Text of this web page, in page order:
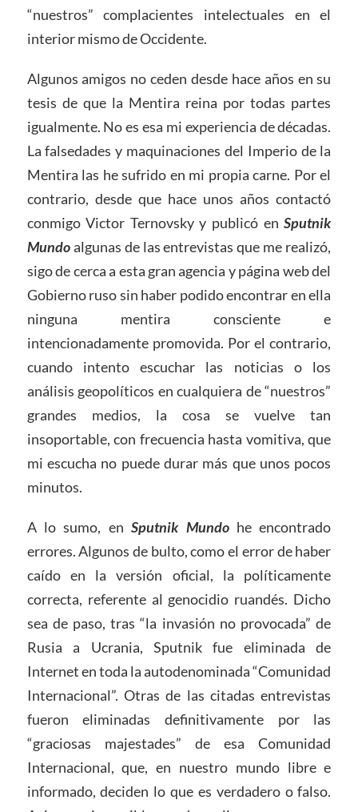
“nuestros” complacientes intelectuales en el
interior mismo de Occidente.
Algunos amigos no ceden desde hace años en su
tesis de que la Mentira reina por todas partes
igualmente. No es esa mi experiencia de décadas.
La falsedades y maquinaciones del Imperio de la
Mentira las he sufrido en mi propia carne. Por el
contrario, desde que hace unos años contactó
conmigo Victor Ternovsky y publicó enSputnik
Mundoalgunas de las entrevistas que me realizó,
sigo de cerca a esta gran agencia y página web del
Gobierno ruso sin haber podido encontrar en ella
ninguna mentira consciente e
intencionadamente promovida. Por el contrario,
cuando intento escuchar las noticias o los
análisis geopolíticos en cualquiera de “nuestros”
grandes medios, la cosa se vuelve tan
insoportable, con frecuencia hasta vomitiva, que
mi escucha no puede durar más que unos pocos
minutos.
A lo sumo, enSputnik Mundohe encontrado
errores. Algunos de bulto, como el error de haber
caído en la versión oficial, la políticamente
correcta, referente al genocidio ruandés. Dicho
sea de paso, tras “la invasión no provocada” de
Rusia a Ucrania, Sputnik fue eliminada de
Internet en toda la autodenominada “Comunidad
Internacional”. Otras de las citadas entrevistas
fueron eliminadas definitivamente por las
“graciosas majestades” de esa Comunidad
Internacional, que, en nuestro mundo libre e
informado, deciden lo que es verdadero o falso.